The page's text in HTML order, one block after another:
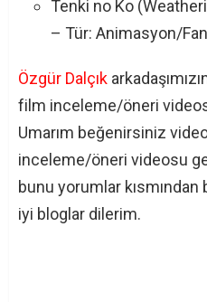
Tenki no Ko
– Tür: Animasyon/
Özgür Dalçık
film inceleme/öneri
Umarım beğenirsiniz
inceleme/öneri videosu
bunu yorumlar
iyi bloglar dilerim.